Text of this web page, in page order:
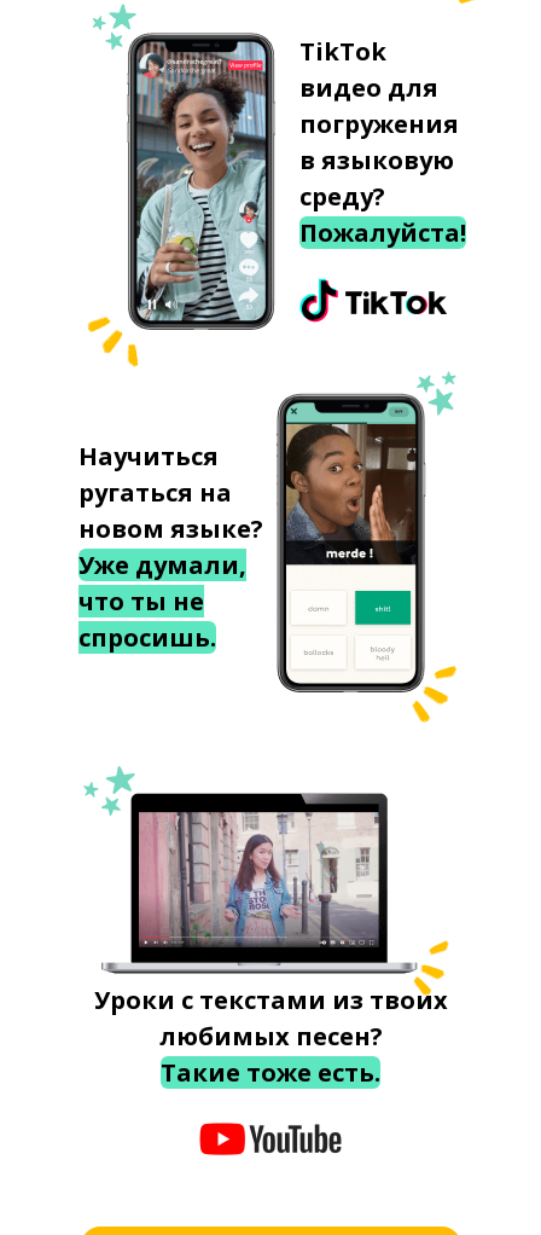
TikTok
видео для
погружения
в языковую
среду?
Пожалуйста!
Научиться
ругаться на
новом языке?
Уже думали,
что ты не
спросишь.
Уроки с текстами из твоих
любимых песен?
Такие тоже есть.